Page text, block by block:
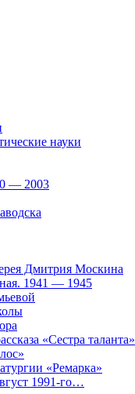
науки
— 2003
Дмитрия Москина
1941 — 1945
«Сестра таланта»
«Ремарка»
1991-го…